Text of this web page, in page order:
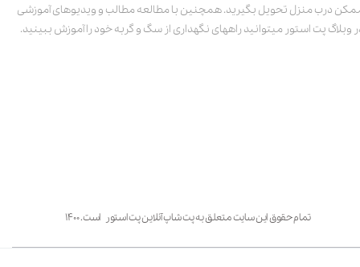
درب منزل تحویل بگیرید. همچنین با مطالعه مطالب و ویدیوهای آموزشی
وبلاگ پت استور میتوانید راههای نگهداری از سگ و گربه خود را آموزش ببینید.
تمام حقوق این سایت متعلق به پت شاپ آنلاین پت استور است. ۱۴۰۰